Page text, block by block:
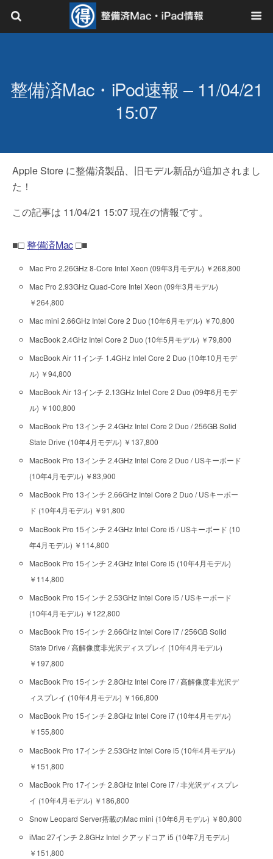
整備済Mac・iPod速報 – 11/04/21
15:07
Apple Store に整備済製品、旧モデル新品が追加されまし
た！
この記事は 11/04/21 15:07 現在の情報です。
■□整備済Mac□■
Mac Pro 2.26GHz 8-Core Intel Xeon (09年3月モデル) ￥268,800
Mac Pro 2.93GHz Quad-Core Intel Xeon (09年3月モデル)
￥264,800
Mac mini 2.66GHz Intel Core 2 Duo (10年6月モデル) ￥70,800
MacBook 2.4GHz Intel Core 2 Duo (10年5月モデル) ￥79,800
MacBook Air 11インチ 1.4GHz Intel Core 2 Duo (10年10月モデ
ル) ￥94,800
MacBook Air 13インチ 2.13GHz Intel Core 2 Duo (09年6月モデ
ル) ￥100,800
MacBook Pro 13インチ 2.4GHz Intel Core 2 Duo / 256GB Solid
State Drive (10年4月モデル) ￥137,800
MacBook Pro 13インチ 2.4GHz Intel Core 2 Duo / USキーボード
(10年4月モデル) ￥83,900
MacBook Pro 13インチ 2.66GHz Intel Core 2 Duo / USキーボー
ド (10年4月モデル) ￥91,800
MacBook Pro 15インチ 2.4GHz Intel Core i5 / USキーボード (10
年4月モデル) ￥114,800
MacBook Pro 15インチ 2.4GHz Intel Core i5 (10年4月モデル)
￥114,800
MacBook Pro 15インチ 2.53GHz Intel Core i5 / USキーボード
(10年4月モデル) ￥122,800
MacBook Pro 15インチ 2.66GHz Intel Core i7 / 256GB Solid
State Drive / 高解像度非光沢ディスプレイ (10年4月モデル)
￥197,800
MacBook Pro 15インチ 2.8GHz Intel Core i7 / 高解像度非光沢デ
ィスプレイ (10年4月モデル) ￥166,800
MacBook Pro 15インチ 2.8GHz Intel Core i7 (10年4月モデル)
￥155,800
MacBook Pro 17インチ 2.53GHz Intel Core i5 (10年4月モデル)
￥151,800
MacBook Pro 17インチ 2.8GHz Intel Core i7 / 非光沢ディスプレ
イ (10年4月モデル) ￥186,800
Snow Leopard Server搭載のMac mini (10年6月モデル) ￥80,800
iMac 27インチ 2.8GHz Intel クアッドコア i5 (10年7月モデル)
￥151,800